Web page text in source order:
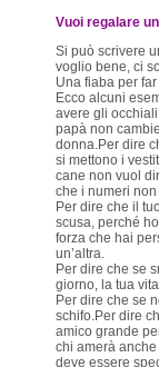
Vuoi regalare
Si può scrivere
voglio bene, ci
Una fiaba per
Ecco alcuni
avere gli
papà non
donna.Per dire
si mettono i
cane non vuol
che i numeri
Per dire che il
scusa, perché
forza che hai
un’altra.
Per dire che se
giorno, la tua
Per dire che se
schifo.Per dire
amico grande
chi amerà
deve essere